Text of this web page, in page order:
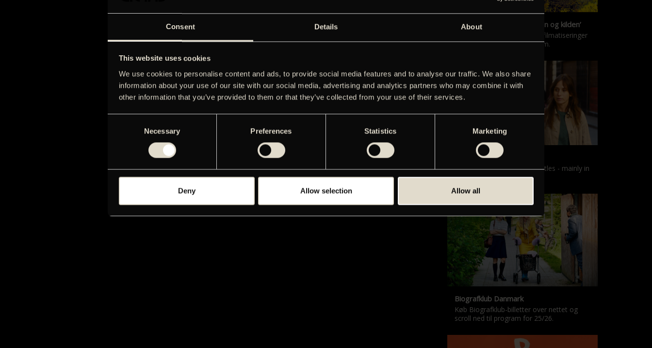
Consent Details About
This website uses cookies
We use cookies to personalise content and ads, to provide social media features and to analyse our traffic. We also share
information about your use of our site with our social media, advertising and analytics partners who may combine it with
other information that you’ve provided to them or that they’ve collected from your use of their services.
Necessary Preferences Statistics Marketing
Deny Allow selection Allow all
‘Kilden i Provence’ & ‘Manon og kilden’
De klassiske Marcel Pagnol-filmatiseringer
er tilbage i nyrestaureret form.
Films with English subtitles
Screenings with English subtitles - mainly in
our sister cinema, Gloria.
Biografklub Danmark
Køb Biografklub-billetter over nettet og
scroll ned til program for 25/26.